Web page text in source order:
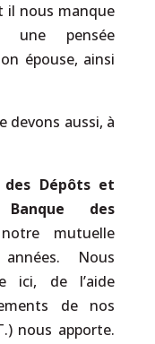
il nous manque
une pensée
épouse, ainsi
devons aussi, à
des Dépôts et
Banque des
mutuelle
Nous
ici, de l’aide
de nos
nous apporte.